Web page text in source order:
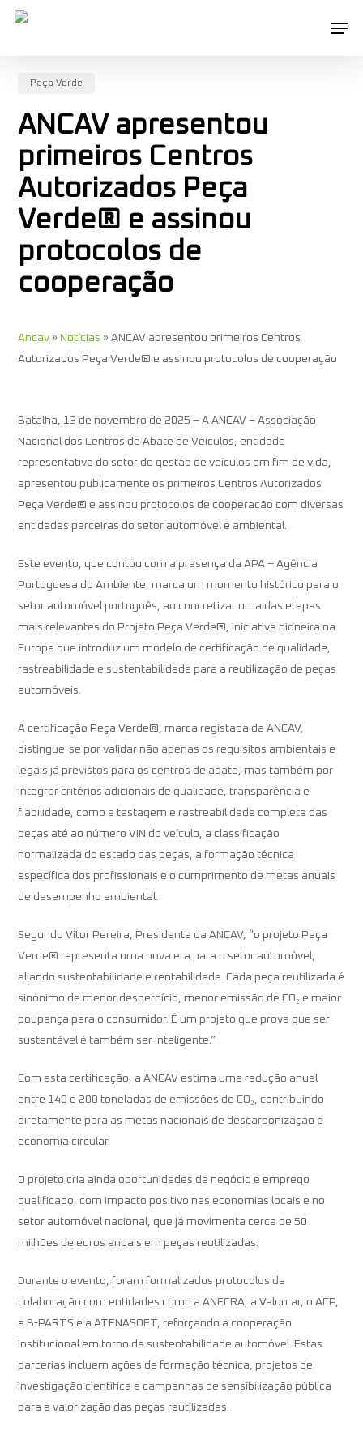
Skip
Peça Verde
ANCAV apresentou
primeiros Centros
Autorizados Peça
Verde® e assinou
protocolos de
cooperação
Ancav » Notícias »ANCAV apresentou primeiros Centros
Autorizados Peça Verde® e assinou protocolos de cooperação
Batalha, 13 de novembro de 2025 – A ANCAV – Associação
Nacional dos Centros de Abate de Veículos, entidade
representativa do setor de gestão de veículos em fim de vida,
apresentou publicamente os primeiros Centros Autorizados
Peça Verde® e assinou protocolos de cooperação com diversas
entidades parceiras do setor automóvel e ambiental.
Este evento, que contou com a presença da APA – Agência
Portuguesa do Ambiente, marca um momento histórico para o
setor automóvel português, ao concretizar uma das etapas
mais relevantes do Projeto Peça Verde®, iniciativa pioneira na
Europa que introduz um modelo de certificação de qualidade,
rastreabilidade e sustentabilidade para a reutilização de peças
automóveis.
A certificação Peça Verde®, marca registada da ANCAV,
distingue-se por validar não apenas os requisitos ambientais e
legais já previstos para os centros de abate, mas também por
integrar critérios adicionais de qualidade, transparência e
fiabilidade, como a testagem e rastreabilidade completa das
peças até ao número VIN do veículo, a classificação
normalizada do estado das peças, a formação técnica
específica dos profissionais e o cumprimento de metas anuais
de desempenho ambiental.
Segundo Vítor Pereira, Presidente da ANCAV, “o projeto Peça
Verde® representa uma nova era para o setor automóvel,
aliando sustentabilidade e rentabilidade. Cada peça reutilizada é
sinónimo de menor desperdício, menor emissão de CO₂ e maior
poupança para o consumidor. É um projeto que prova que ser
sustentável é também ser inteligente.”
Com esta certificação, a ANCAV estima uma redução anual
entre 140 e 200 toneladas de emissões de CO₂, contribuindo
diretamente para as metas nacionais de descarbonização e
economia circular.
O projeto cria ainda oportunidades de negócio e emprego
qualificado, com impacto positivo nas economias locais e no
setor automóvel nacional, que já movimenta cerca de 50
milhões de euros anuais em peças reutilizadas.
Durante o evento, foram formalizados protocolos de
colaboração com entidades como a ANECRA, a Valorcar, o ACP,
a B-PARTS e a ATENASOFT, reforçando a cooperação
institucional em torno da sustentabilidade automóvel. Estas
parcerias incluem ações de formação técnica, projetos de
investigação científica e campanhas de sensibilização pública
para a valorização das peças reutilizadas.